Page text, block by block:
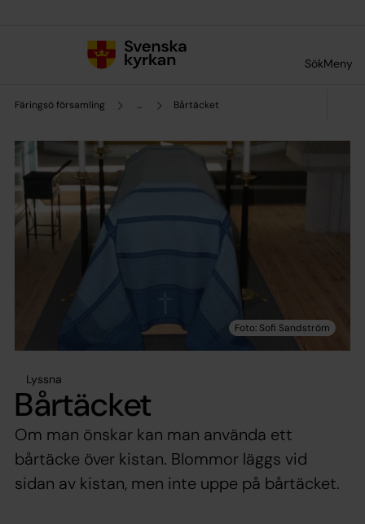
SökMeny
Färingsö församling ... Bårtäcket
Lyssna
Bårtäcket
Om man önskar kan man använda ett
bårtäcke över kistan. Blommor läggs vid
sidan av kistan, men inte uppe på bårtäcket.